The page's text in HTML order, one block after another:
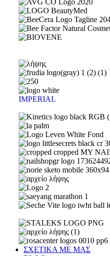
IMPERIAL
ΣΧΕΤΙΚΑ ΜΕ ΜΑΣ